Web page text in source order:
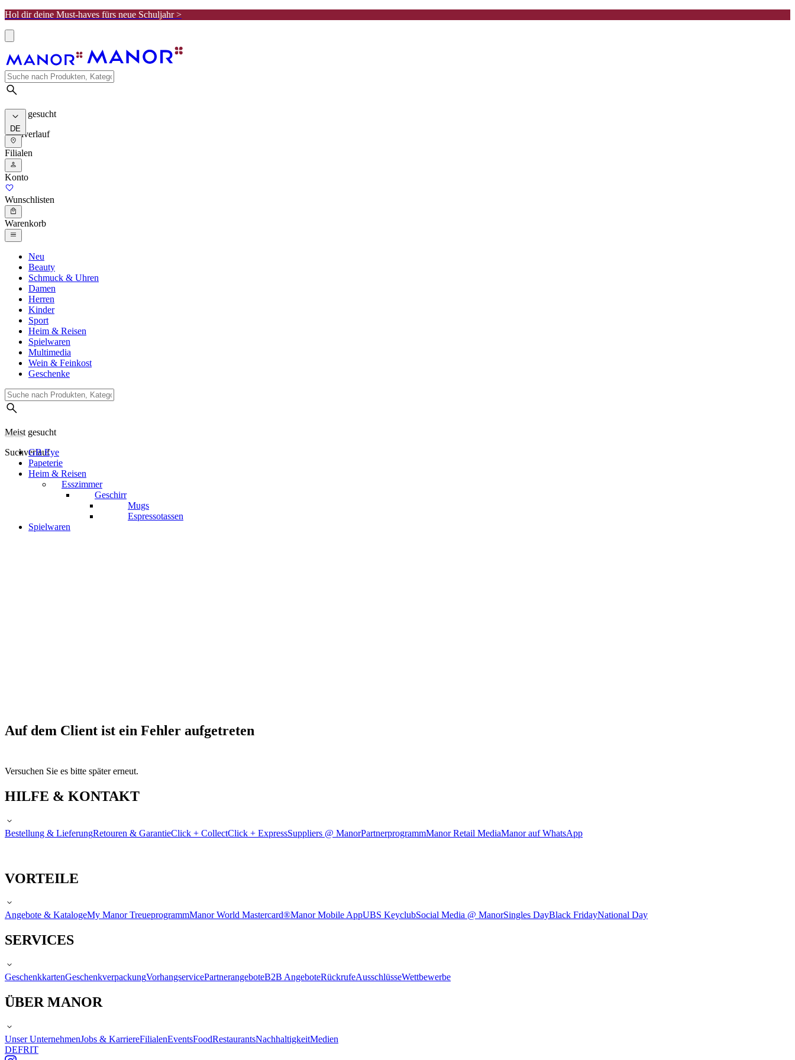
Hol dir deine Must-haves fürs neue Schuljahr >
Meist gesucht
Suchverlauf
DE
Filialen
Konto
Wunschlisten
Warenkorb
Neu
Beauty
Schmuck & Uhren
Damen
Herren
Kinder
Sport
Heim & Reisen
Spielwaren
Multimedia
Wein & Feinkost
Geschenke
Meist gesucht
Suchverlauf
GB Eye
Papeterie
Heim & Reisen
Esszimmer
Geschirr
Mugs
Espressotassen
Spielwaren
Auf dem Client ist ein Fehler aufgetreten
Versuchen Sie es bitte später erneut.
HILFE & KONTAKT
Bestellung & LieferungRetouren & GarantieClick + CollectClick + ExpressSuppliers @ ManorPartnerprogrammManor Retail MediaManor auf WhatsApp
VORTEILE
Angebote & KatalogeMy Manor TreueprogrammManor World Mastercard®Manor Mobile AppUBS KeyclubSocial Media @ ManorSingles DayBlack FridayNational Day
SERVICES
GeschenkkartenGeschenkverpackungVorhangservicePartnerangeboteB2B AngeboteRückrufeAusschlüsseWettbewerbe
ÜBER MANOR
Unser UnternehmenJobs & KarriereFilialenEventsFoodRestaurantsNachhaltigkeitMedien
DEFRIT